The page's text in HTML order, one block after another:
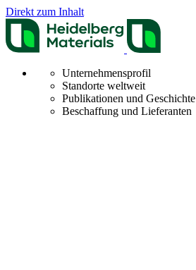
Direkt zum Inhalt
Unternehmensprofil
Standorte weltweit
Publikationen und Geschichte
Beschaffung und Lieferanten